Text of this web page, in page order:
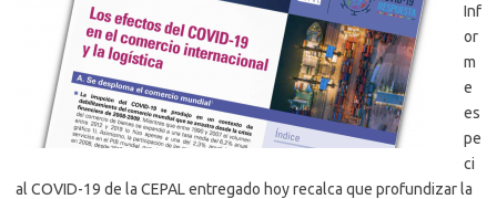
Inf
or
m
e
es
pe
ci
al COVID-19 de la CEPAL entregado hoy recalca que profundizar la